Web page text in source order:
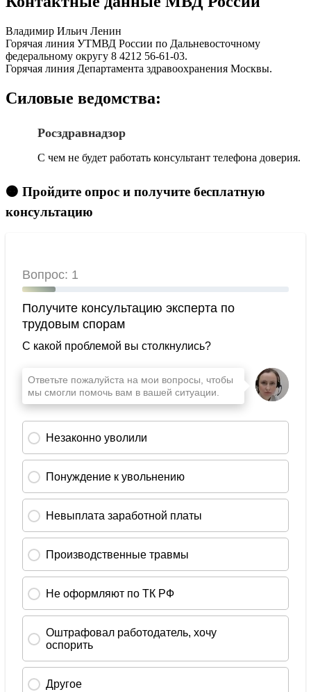
Владимир Ильич Ленин
Горячая линия УТМВД России по Дальневосточному
федеральному округу 8 4212 56-61-03.
Горячая линия Департамента здравоохранения Москвы.
Силовые ведомства:
Росздравнадзор
С чем не будет работать консультант телефона доверия.
🟠 Пройдите опрос и получите бесплатную
консультацию